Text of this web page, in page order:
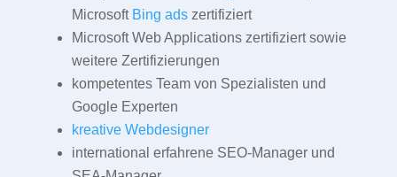
Microsoft Bing adszertifiziert
Microsoft Web Applications zertifiziert sowie
weitere Zertifizierungen
kompetentes Team von Spezialisten und
Google Experten
kreative Webdesigner
international erfahrene SEO-Manager und